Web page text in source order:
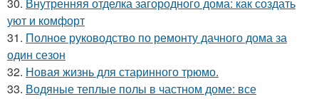
уют и комфорт
31. Полное руководство по ремонту дачного дома за
один сезон
32. Новая жизнь для старинного трюмо.
33. Водяные теплые полы в частном доме: все